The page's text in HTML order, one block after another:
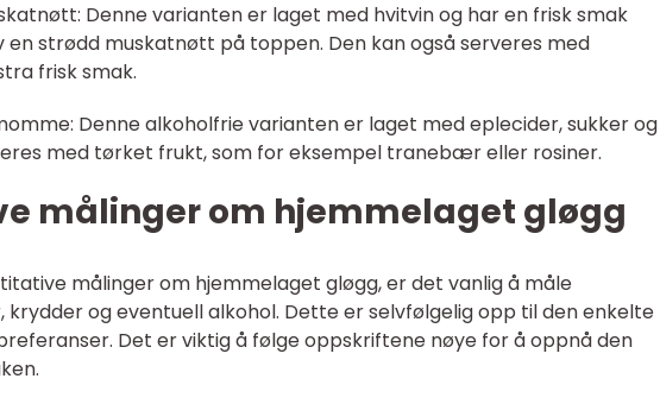
Denne varianten er laget med hvitvin og har en frisk smak
strødd muskatnøtt på toppen. Den kan også serveres med
frisk smak.
Denne alkoholfrie varianten er laget med eplecider, sukker og
med tørket frukt, som for eksempel tranebær eller rosiner.
målinger om hjemmelaget gløgg
målinger om hjemmelaget gløgg, er det vanlig å måle
krydder og eventuell alkohol. Dette er selvfølgelig opp til den enkelte
Det er viktig å følge oppskriftene nøye for å oppnå den